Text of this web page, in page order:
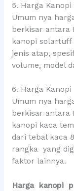
5. Harga
Umum nya
berkisar antara
kanopi
jenis atap,
volume, model
6. Harga
Umum nya
berkisar antara
kanopi kaca
dari tebal kaca
rangka yang
faktor lainnya.
Harga kanopi